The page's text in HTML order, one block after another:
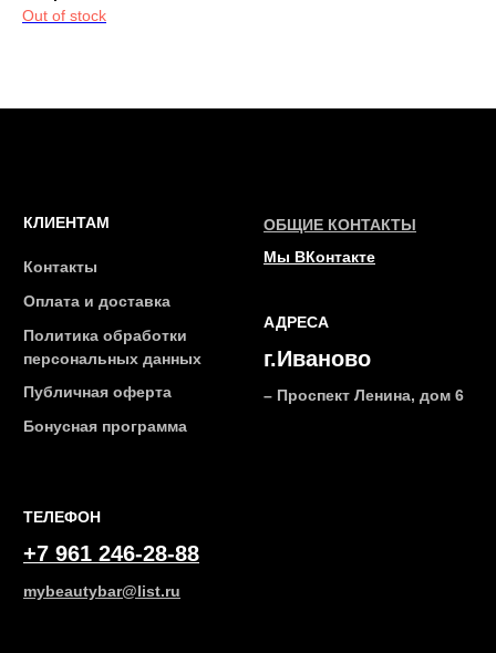
Out of stock
+7 961 246-28-88
на нашу рассылку
2026 © Интернет-магазин косметики «MY BEAUTY BAR»
Бонусная программа